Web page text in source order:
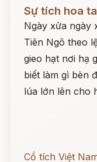
Sự tích hoa
Ngày xửa ngày
Tiên Ngô theo
gieo hạt nơi hạ
biết làm gì bèn
lúa lớn lên cho
Cổ tích Việt